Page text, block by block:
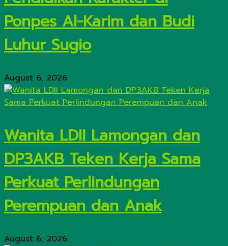
Ponpes Al-Karim dan Budi
Luhur Sugio
August 6, 2026
Wanita LDII Lamongan dan
DP3AKB Teken Kerja Sama
Perkuat Perlindungan
Perempuan dan Anak
August 6, 2026